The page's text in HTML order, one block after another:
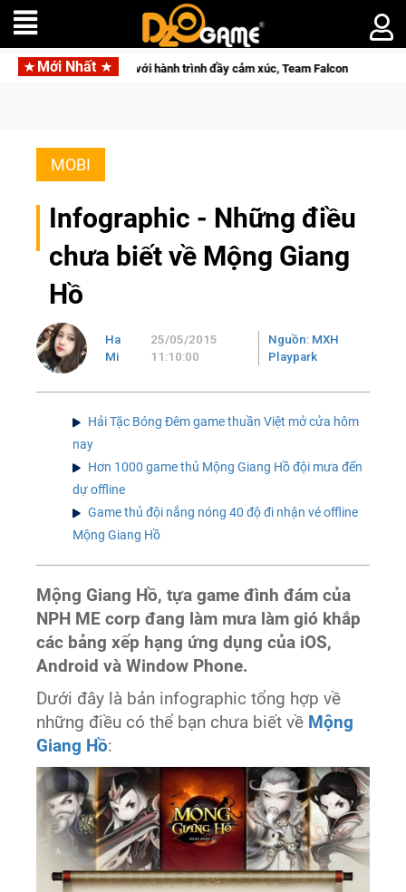
Mới Nhất
khép lại với hành trình đầy cảm xúc, Team Falcons lên ngôi vô địch
MOBI
Infographic - Những điều
chưa biết về Mộng Giang
Hồ
Ha
Mi
25/05/2015
11:10:00
Nguồn: MXH
Playpark
Hải Tặc Bóng Đêm game thuần Việt mở cửa hôm
nay
Hơn 1000 game thủ Mộng Giang Hồ đội mưa đến
dự offline
Game thủ đội nắng nóng 40 độ đi nhận vé offline
Mộng Giang Hồ
Mộng Giang Hồ, tựa game đình đám của
NPH ME corp đang làm mưa làm gió khắp
các bảng xếp hạng ứng dụng của iOS,
Android và Window Phone.
Dưới đây là bản infographic tổng hợp về
những điều có thể bạn chưa biết về Mộng
Giang Hồ: